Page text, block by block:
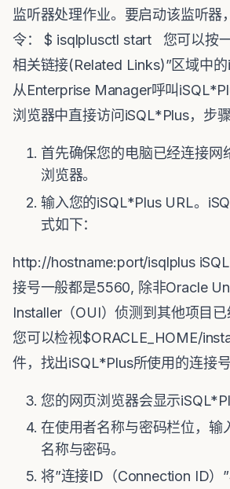
监听器处理作业。要启动该监听器
令： $ isqlplusctl start 您可以按
相关链接(Related Links)”区域中的
从Enterprise Manager呼叫
浏览器中直接访问iSQL*Plus，步骤
首先确保您的电脑已经连接网
浏览器。
输入您的iSQL*Plus URL。
式如下：
http://hostname:port/isqlplus
接号一般都是5560, 除非Oracle
Installer（OUI）侦测到其他项目已
您可以检视$ORACLE_HOME/
件，找出iSQL*Plus所使用的连接号
您的网页浏览器会显示
在使用者名称与密码栏位，输
名称与密码。
将”连接ID（Connection ID）”